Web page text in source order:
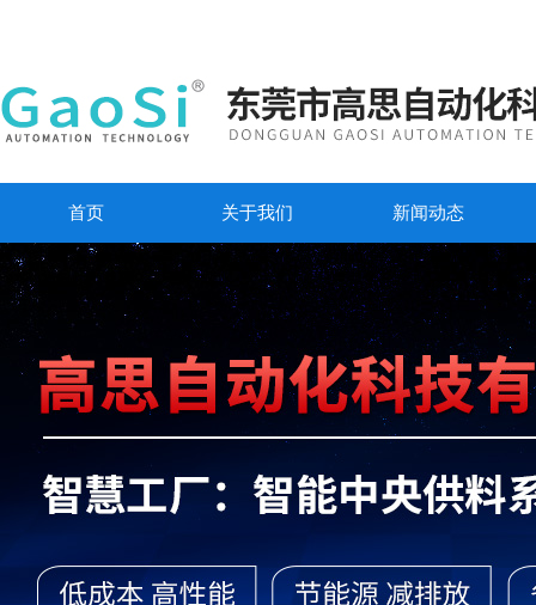
首页 关于我们 新闻动态